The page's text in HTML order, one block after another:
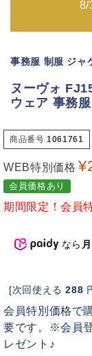
8/
事務服 制服 ジャ
ヌーヴォ
ウェア 事務
商品番号 1061761
WEB特別価格 ¥
会員価格あり
期間限定！会員
なら
[次回使える 288
会員特別価格で
要です。※会員
レゼント♪